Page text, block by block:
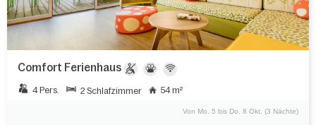
Comfort Ferienhaus
4 Pers. 2 Schlafzimmer 54 m²
Von Mo. 5 bis Do. 8 Okt. (3 Nächte)